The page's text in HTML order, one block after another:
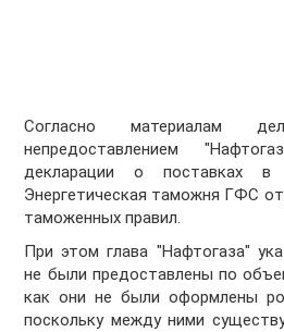
Согласно
непредоставлением
декларации о поставках в
Энергетическая таможня ГФС
таможенных правил.
При этом глава "Нафтогаза"
не были предоставлены по
как они не были оформлены
поскольку между ними